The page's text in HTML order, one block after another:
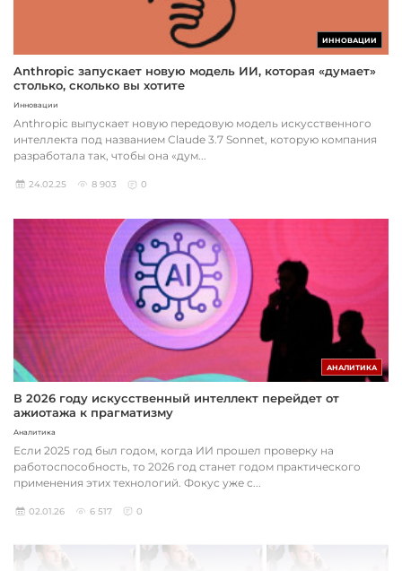
ИННОВАЦИИ
Anthropic запускает новую модель ИИ, которая «думает»
столько, сколько вы хотите
Инновации
Anthropic выпускает новую передовую модель искусственного
интеллекта под названием Claude 3.7 Sonnet, которую компания
разработала так, чтобы она «дум...
24.02.25 8 903 0
АНАЛИТИКА
В 2026 году искусственный интеллект перейдет от
ажиотажа к прагматизму
Аналитика
Если 2025 год был годом, когда ИИ прошел проверку на
работоспособность, то 2026 год станет годом практического
применения этих технологий. Фокус уже с...
02.01.26 6 517 0